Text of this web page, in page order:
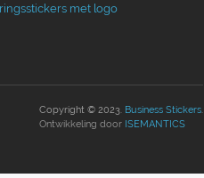
met logo
Copyright © 2023. Business Stickers.
Ontwikkeling door ISEMANTICS